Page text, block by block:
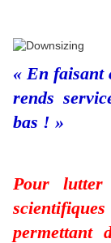
« En faisant
rends
bas ! »
Pour lutter
permettant